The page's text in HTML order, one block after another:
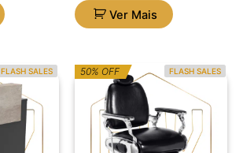
Ver Mais
FLASH SALES FLASH SALES
50% OFF O
preço
original
1.708,59€.
O
preço
atual
854,30€.